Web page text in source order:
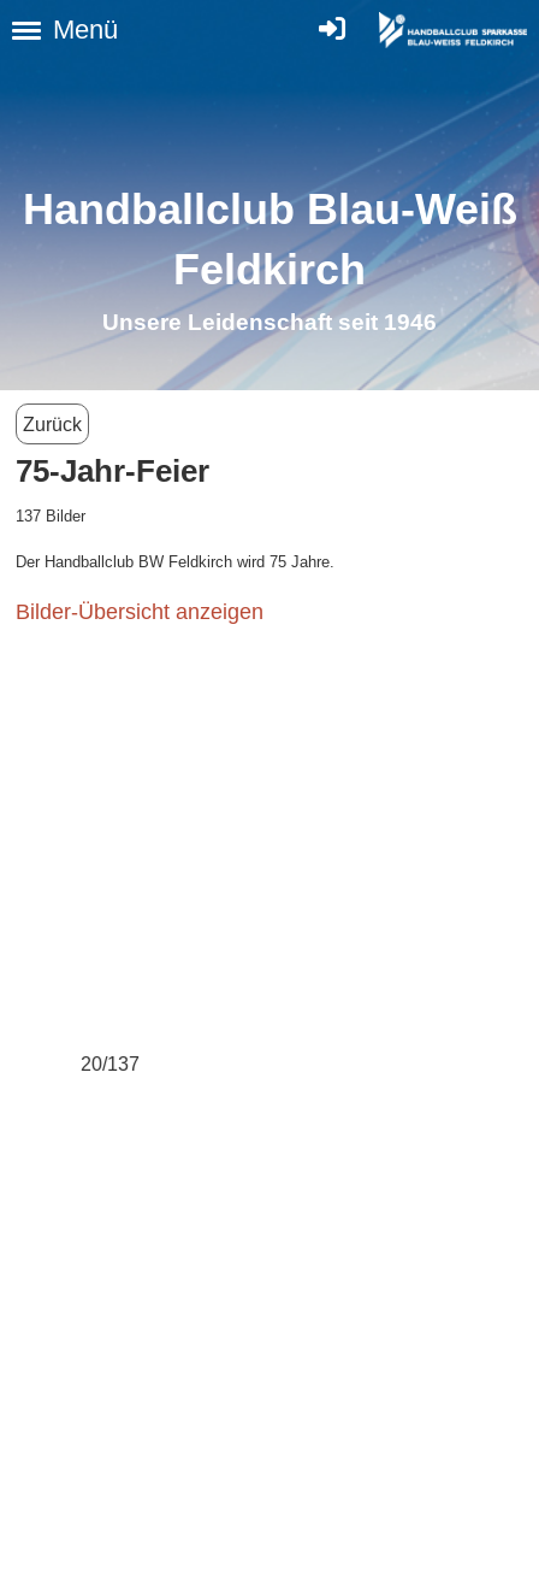
Menü
Handballclub Blau-Weiß
Feldkirch
Unsere Leidenschaft seit 1946
Zurück
75-Jahr-Feier
137 Bilder
Der Handballclub BW Feldkirch wird 75 Jahre.
Bilder-Übersicht anzeigen